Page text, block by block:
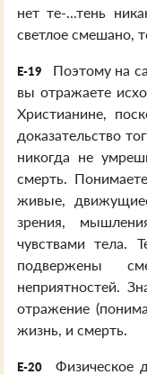
нет те-...тень
светлое смешано,
E-19
Поэтому на
вы отражаете
Христианине,
доказательство
никогда не
смерть.
живые,
зрения,
чувствами тела.
подвержены
неприятностей.
отражение
жизнь, и смерть.
E-20
Физическое